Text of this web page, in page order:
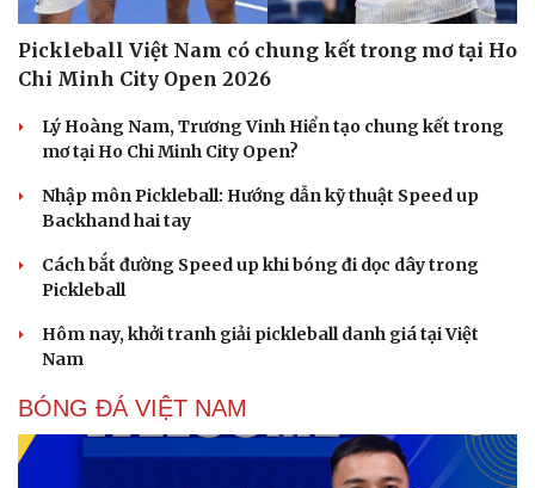
Pickleball Việt Nam có chung kết trong mơ tại Ho
Chi Minh City Open 2026
Lý Hoàng Nam, Trương Vinh Hiển tạo chung kết trong
mơ tại Ho Chi Minh City Open?
Nhập môn Pickleball: Hướng dẫn kỹ thuật Speed up
Backhand hai tay
Cách bắt đường Speed up khi bóng đi dọc dây trong
Pickleball
Hôm nay, khởi tranh giải pickleball danh giá tại Việt
Nam
BÓNG ĐÁ VIỆT NAM